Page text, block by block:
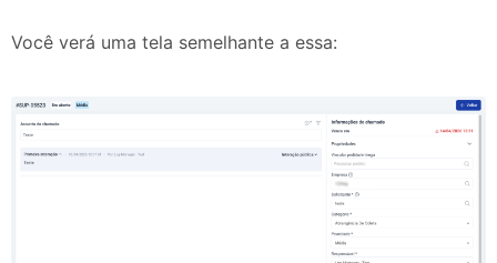
Você verá uma tela semelhante a essa: